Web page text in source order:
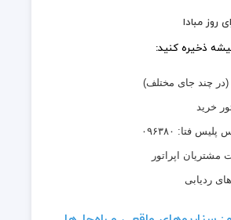
ذخیره کنید:
خرید
فتا: ۰۹۶۳۸۰
اپراتور
ردیابی